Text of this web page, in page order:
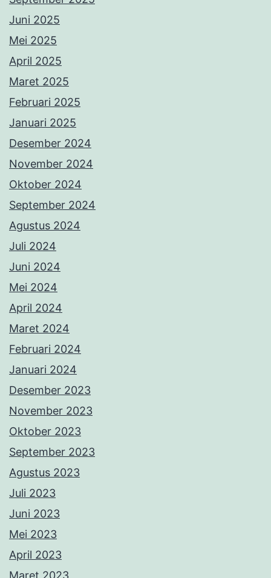
Juni 2025
Mei 2025
April 2025
Maret 2025
Februari 2025
Januari 2025
Desember 2024
November 2024
Oktober 2024
September 2024
Agustus 2024
Juli 2024
Juni 2024
Mei 2024
April 2024
Maret 2024
Februari 2024
Januari 2024
Desember 2023
November 2023
Oktober 2023
September 2023
Agustus 2023
Juli 2023
Juni 2023
Mei 2023
April 2023